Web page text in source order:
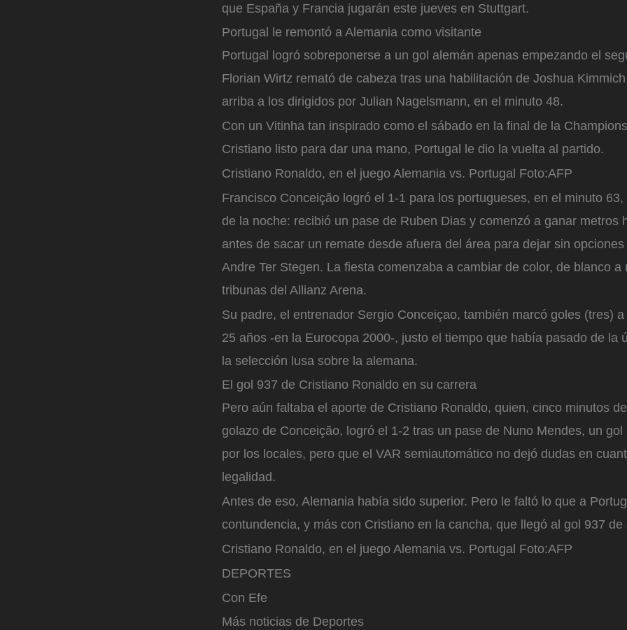
que España y Francia jugarán este jueves en Stuttgart.
Portugal le remontó a Alemania como visitante
Portugal logró sobreponerse a un gol alemán apenas empezando el
Florian Wirtz remató de cabeza tras una habilitación de Joshua
arriba a los dirigidos por Julian Nagelsmann, en el minuto 48.
Con un Vitinha tan inspirado como el sábado en la final de la
Cristiano listo para dar una mano, Portugal le dio la vuelta al partido.
Cristiano Ronaldo, en el juego Alemania vs. Portugal Foto:AFP
Francisco Conceição logró el 1-1 para los portugueses, en el minuto
de la noche: recibió un pase de Ruben Dias y comenzó a ganar metros
antes de sacar un remate desde afuera del área para dejar sin
Andre Ter Stegen. La fiesta comenzaba a cambiar de color, de blanco a
tribunas del Allianz Arena.
Su padre, el entrenador Sergio Conceiçao, también marcó goles (tres)
25 años -en la Eurocopa 2000-, justo el tiempo que había pasado de la
la selección lusa sobre la alemana.
El gol 937 de Cristiano Ronaldo en su carrera
Pero aún faltaba el aporte de Cristiano Ronaldo, quien, cinco minutos
golazo de Conceição, logró el 1-2 tras un pase de Nuno Mendes, un gol
por los locales, pero que el VAR semiautomático no dejó dudas en
legalidad.
Antes de eso, Alemania había sido superior. Pero le faltó lo que a
contundencia, y más con Cristiano en la cancha, que llegó al gol 937 de
Cristiano Ronaldo, en el juego Alemania vs. Portugal Foto:AFP
DEPORTES
Con Efe
Más noticias de Deportes